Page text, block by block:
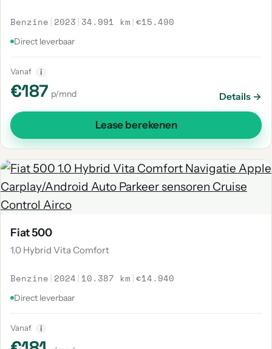
Benzine | 2023 | 34.991 km |€15.490
Direct leverbaar
Vanaf i
€187 p/mnd Details →
Lease berekenen
Fiat 500
1.0 Hybrid Vita Comfort
Benzine | 2024 | 10.387 km |€14.940
Direct leverbaar
Vanaf i